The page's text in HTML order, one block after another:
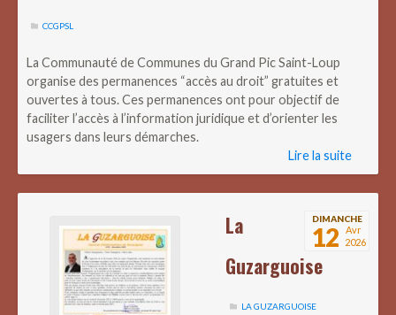
CCGPSL
La Communauté de Communes du Grand Pic Saint-Loup
organise des permanences “accès au droit” gratuites et
ouvertes à tous. Ces permanences ont pour objectif de
faciliter l’accès à l’information juridique et d’orienter les
usagers dans leurs démarches.
Lire la suite
DIMANCHE
12
Avr
2026
La
Guzarguoise
LA GUZARGUOISE